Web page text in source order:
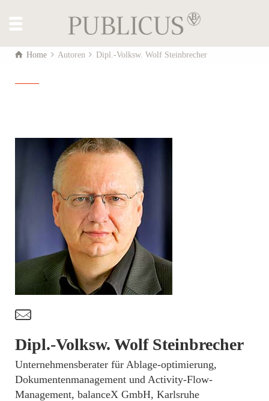
Home Autoren Dipl.-Volksw. Wolf Steinbrecher
t
Dipl.-Volksw. Wolf Steinbrecher
­Unternehmensberater für Ablage-optimierung,
Dokumentenmanagement und Activity-Flow-
Management, balanceX GmbH, Karlsruhe